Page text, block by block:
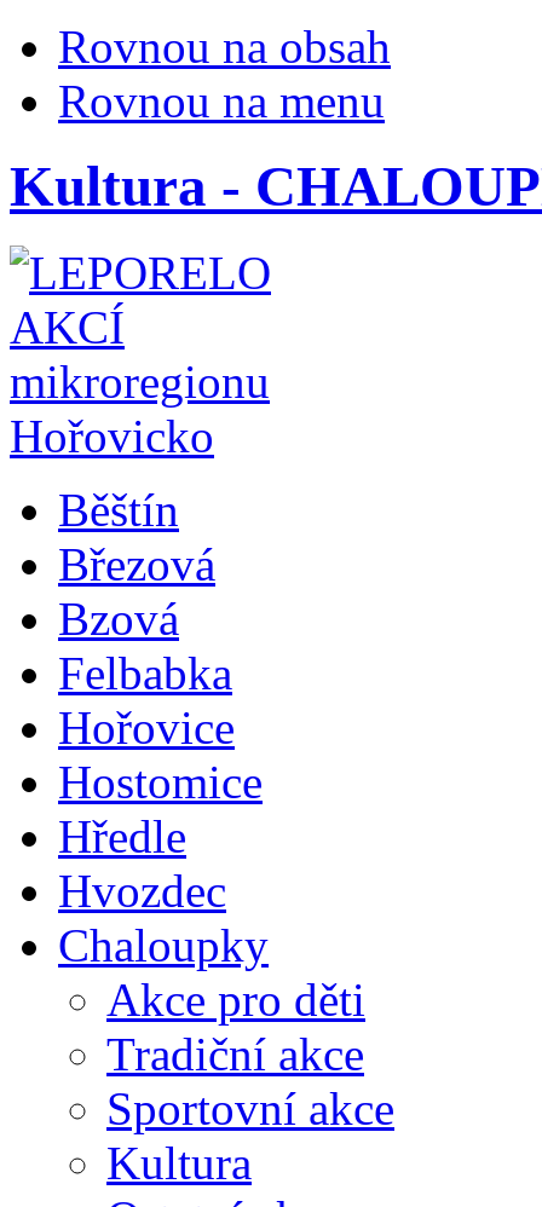
Rovnou na obsah
Rovnou na menu
Kultura -
Běštín
Březová
Bzová
Felbabka
Hořovice
Hostomice
Hředle
Hvozdec
Chaloupky
Akce pro děti
Tradiční akce
Sportovní akce
Kultura